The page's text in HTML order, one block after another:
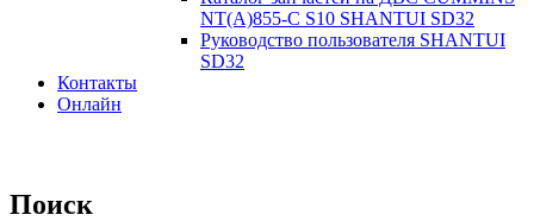
NT(A)855-C S10 SHANTUI SD32
Руководство пользователя SHANTUI
SD32
Контакты
Онлайн
Поиск